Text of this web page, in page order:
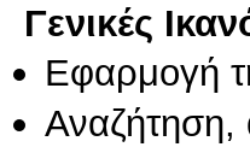
Γενικές
Εφαρμογή
Αναζήτηση,